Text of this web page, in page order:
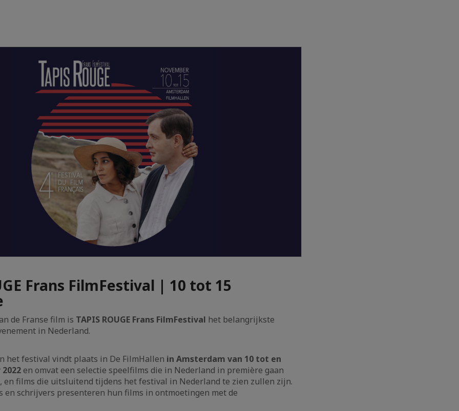
Frans FilmFestival | 10 tot 15
de Franse film is TAPIS ROUGE Frans FilmFestival het belangrijkste
in Nederland.
het festival vindt plaats in De FilmHallen in Amsterdam van 10 tot en
en omvat een selectie speelfilms die in Nederland in première gaan
en films die uitsluitend tijdens het festival in Nederland te zien zullen zijn.
en schrijvers presenteren hun films in ontmoetingen met de